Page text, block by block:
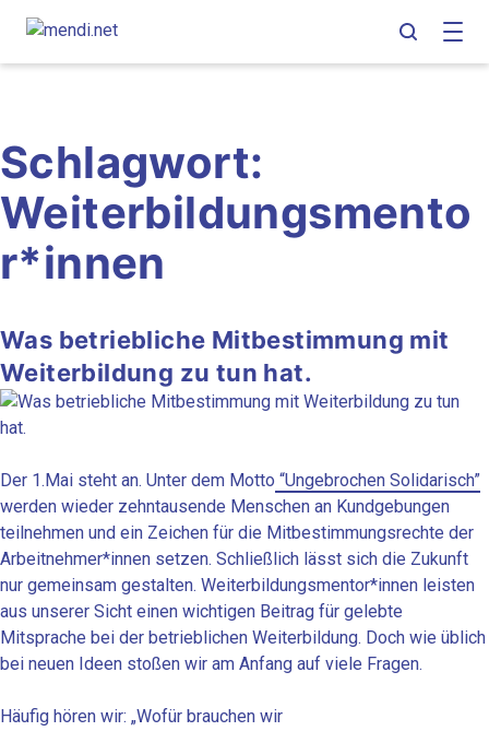
main
content
footer
Schlagwort:
Weiterbildungsmento
r*innen
Was betriebliche Mitbestimmung mit
Weiterbildung zu tun hat.
Der 1.Mai steht an. Unter dem Motto “Ungebrochen Solidarisch”
werden wieder zehntausende Menschen an Kundgebungen
teilnehmen und ein Zeichen für die Mitbestimmungsrechte der
Arbeitnehmer*innen setzen. Schließlich lässt sich die Zukunft
nur gemeinsam gestalten. Weiterbildungsmentor*innen leisten
aus unserer Sicht einen wichtigen Beitrag für gelebte
Mitsprache bei der betrieblichen Weiterbildung. Doch wie üblich
bei neuen Ideen stoßen wir am Anfang auf viele Fragen.
Häufig hören wir: „Wofür brauchen wir